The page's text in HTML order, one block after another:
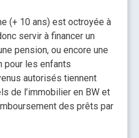
(+ 10 ans) est octroyée à
servir à financer un
pension, ou encore une
pour les enfants
autorisés tiennent
de l’immobilier en BW et
des prêts par